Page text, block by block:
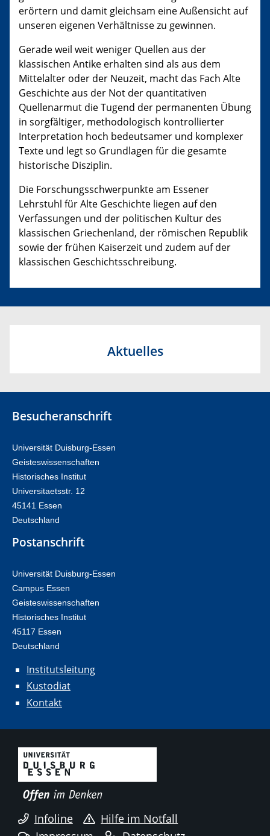
erörtern und damit gleichsam eine Außensicht auf
unseren eigenen Verhältnisse zu gewinnen.
Gerade weil weit weniger Quellen aus der
klassischen Antike erhalten sind als aus dem
Mittelalter oder der Neuzeit, macht das Fach Alte
Geschichte aus der Not der quantitativen
Quellenarmut die Tugend der permanenten Übung
in sorgfältiger, methodologisch kontrollierter
Interpretation hoch be­­deutsamer und komplexer
Texte und legt so Grundlagen für die gesamte
historische Disziplin.
Die Forschungsschwerpunkte am Essener
Lehrstuhl für Alte Geschichte liegen auf den
Verfassungen und der politischen Kultur des
klassischen Griechenland, der römischen Republik
sowie der frühen Kaiserzeit und zudem auf der
klassischen Geschichtsschreibung.
Aktuelles
Besucheranschrift
Universität Duisburg-Essen
Geisteswissenschaften
Historisches Institut
Universitaetsstr. 12​​
45141 Essen
Deutschland
Postanschrift
Universität Duisburg-Essen
Campus Essen
Geisteswissenschaften
Historisches Institut
45117 Essen
Deutschland
Institutsleitung
Kustodiat
Kontakt
Infoline
Hilfe im Notfall